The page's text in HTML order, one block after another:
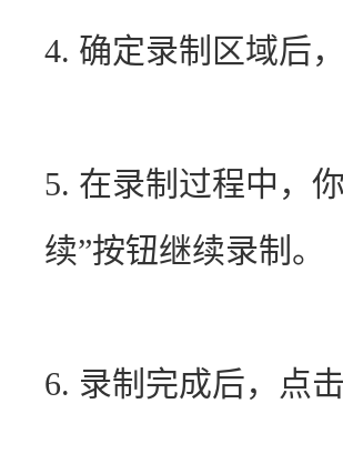
4. 确定录制区域后
5. 在录制过程中，
续”按钮继续录制。
6. 录制完成后，点